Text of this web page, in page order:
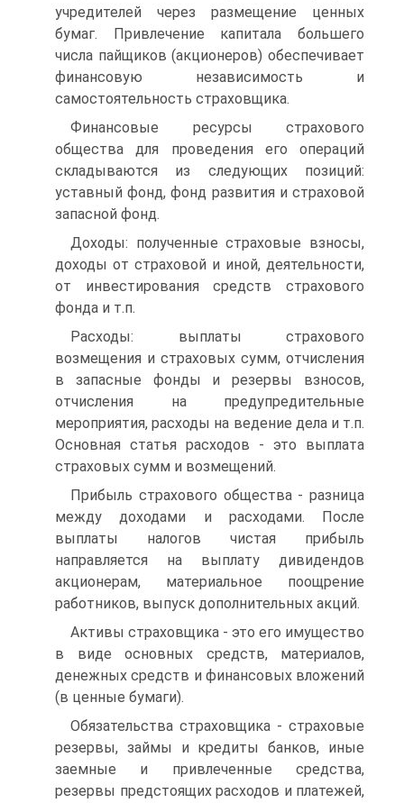
учредителей через размещение ценных
бумаг. Привлечение капитала большего
числа пайщиков (акционеров) обеспечивает
финансовую независимость и
самостоятельность страховщика.
Финансовые ресурсы страхового
общества для проведения его операций
складываются из следующих позиций:
уставный фонд, фонд развития и страховой
запасной фонд.
Доходы: полученные страховые взносы,
доходы от страховой и иной, деятельности,
от инвестирования средств страхового
фонда и т.п.
Расходы: выплаты страхового
возмещения и страховых сумм, отчисления
в запасные фонды и резервы взносов,
отчисления на предупредительные
мероприятия, расходы на ведение дела и т.п.
Основная статья расходов - это выплата
страховых сумм и возмещений.
Прибыль страхового общества - разница
между доходами и расходами. После
выплаты налогов чистая прибыль
направляется на выплату дивидендов
акционерам, материальное поощрение
работников, выпуск дополнительных акций.
Активы страховщика - это его имущество
в виде основных средств, материалов,
денежных средств и финансовых вложений
(в ценные бумаги).
Обязательства страховщика - страховые
резервы, займы и кредиты банков, иные
заемные и привлеченные средства,
резервы предстоящих расходов и платежей,